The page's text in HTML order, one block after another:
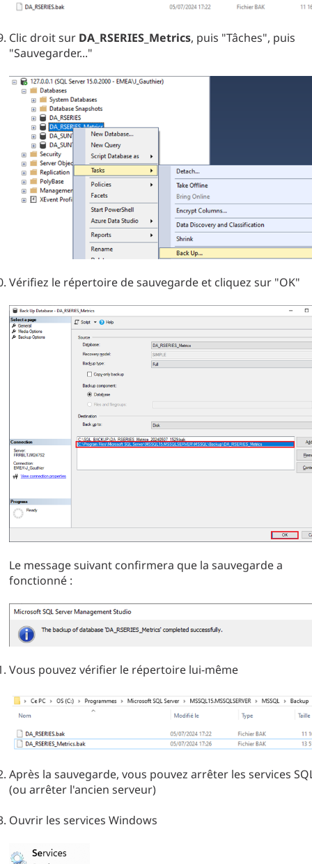
Clic droit sur DA_RSERIES_Metrics, puis "Tâches", puis
"Sauvegarder..."
Vérifiez le répertoire de sauvegarde et cliquez sur "OK"
Le message suivant confirmera que la sauvegarde a
fonctionné :
Vous pouvez vérifier le répertoire lui-même
Après la sauvegarde, vous pouvez arrêter les services
(ou arrêter l'ancien serveur)
Ouvrir les services Windows